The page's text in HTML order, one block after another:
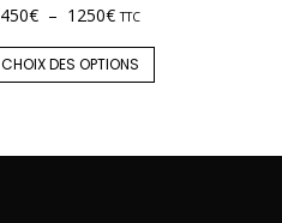
450€ – 1250€ TTC
CHOIX DES OPTIONS